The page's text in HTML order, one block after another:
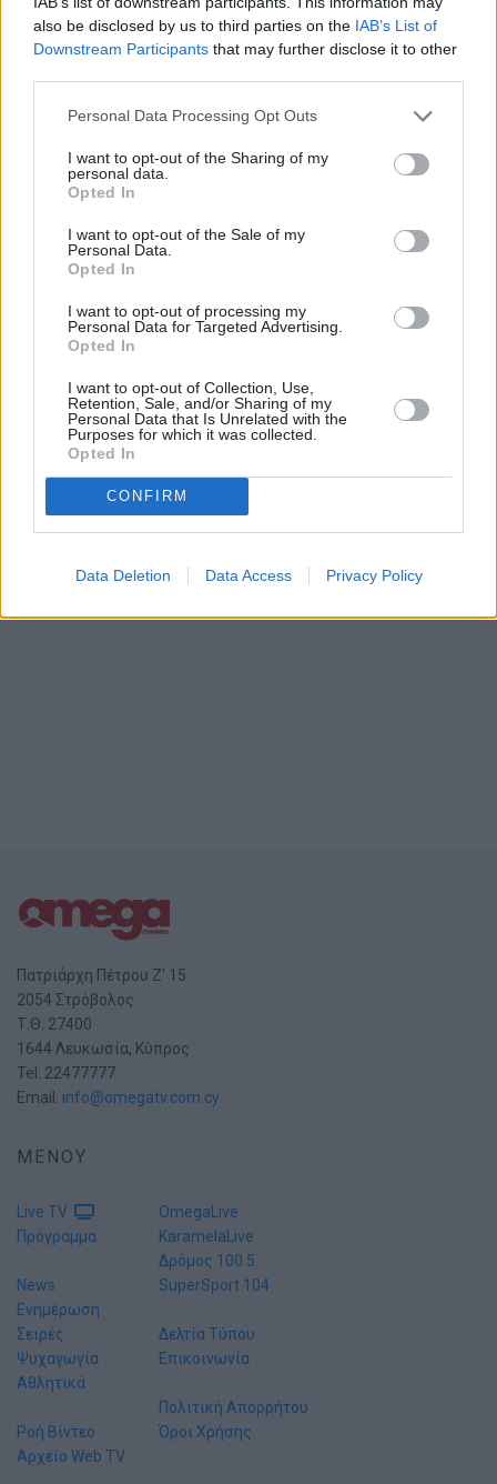
also be disclosed by us to third parties on the IAB’s List of
Downstream Participants that may further disclose it to other
Personal Data Processing Opt Outs
I want to opt-out of the Sharing of my
personal data.
Opted In
I want to opt-out of the Sale of my
Personal Data.
Opted In
I want to opt-out of processing my
Personal Data for Targeted Advertising.
Opted In
I want to opt-out of Collection, Use,
Retention, Sale, and/or Sharing of my
Personal Data that Is Unrelated with the
Purposes for which it was collected.
Opted In
CONFIRM
Data Deletion Data Access Privacy Policy
05/08 21:10
04/08 21:10
DE FACTO - Η ΤΡΑΓΩΔΙΑ ΣΤΟ
ΜΑΡΙ ΜΕΡΟΣ Α'
02/08 22:30
Περισσότερα Βιντεο
Πατριάρχη Πέτρου Ζ' 15
2054 Στρόβολος
Τ.Θ. 27400
1644 Λευκωσία, Κύπρος
Tel: 22477777
Email: info@omegatv.com.cy
ΜΕΝΟΥ
Live TV
Πρόγραμμα
News
Ενημέρωση
Σειρές
Ψυχαγωγία
Αθλητικά
Ροή Βίντεο
Αρχείο Web TV
OmegaLive
KaramelaLive
Δρόμος 100.5
SuperSport 104
Δελτία Τύπου
Επικοινωνία
Πολιτική Απορρήτου
Όροι Χρήσης